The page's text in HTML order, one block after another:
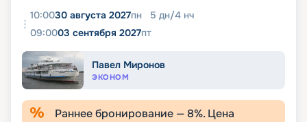
10:0030 августа 2027пн 5 дн/4 нч
09:0003 сентября 2027пт
Павел Миронов
ЭКОНОМ
Раннее бронирование — 8%. Цена